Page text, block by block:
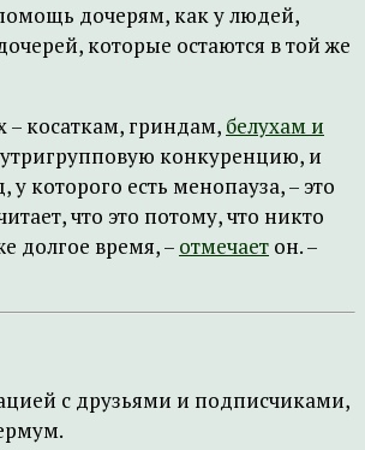
дочерям, как у людей,
которые остаются в той же
косаткам, гриндам, белухам и
конкуренцию, и
которого есть менопауза, – это
что это потому, что никто
долгое время, – отмечает он. –
с друзьями и подписчиками,